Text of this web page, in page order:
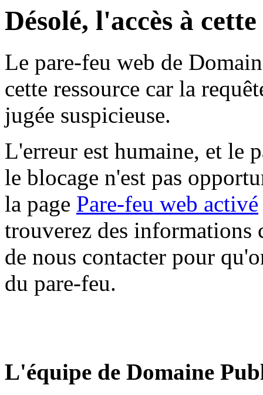
Désolé, l'accès à
Le pare-feu web de
cette ressource car la
jugée suspicieuse.
L'erreur est humaine, et le
le blocage n'est pas
la page Pare-feu web activé
trouverez des informations
de nous contacter pour
du pare-feu.
L'équipe de Domaine